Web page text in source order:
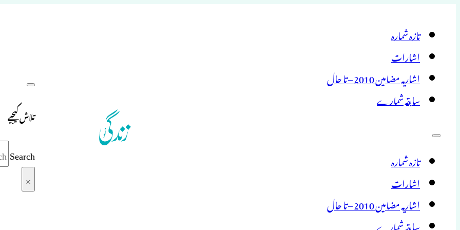
تازہ شمارہ
اشارات
اشاریہ مضامین 2010 – تا حال
سابقہ شمارے
تازہ شمارہ
اشارات
اشاریہ مضامین 2010 – تا حال
سابقہ شمارے
تلاش کیجیے
Search
×